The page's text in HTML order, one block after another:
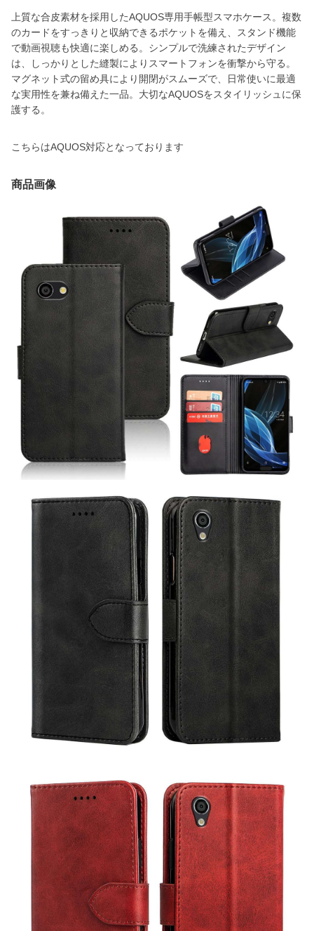
上質な合皮素材を採用したAQUOS専用手帳型スマホケース。複数
のカードをすっきりと収納できるポケットを備え、スタンド機能
で動画視聴も快適に楽しめる。シンプルで洗練されたデザイン
は、しっかりとした縫製によりスマートフォンを衝撃から守る。
マグネット式の留め具により開閉がスムーズで、日常使いに最適
な実用性を兼ね備えた一品。大切なAQUOSをスタイリッシュに保
護する。
こちらはAQUOS対応となっております
商品画像